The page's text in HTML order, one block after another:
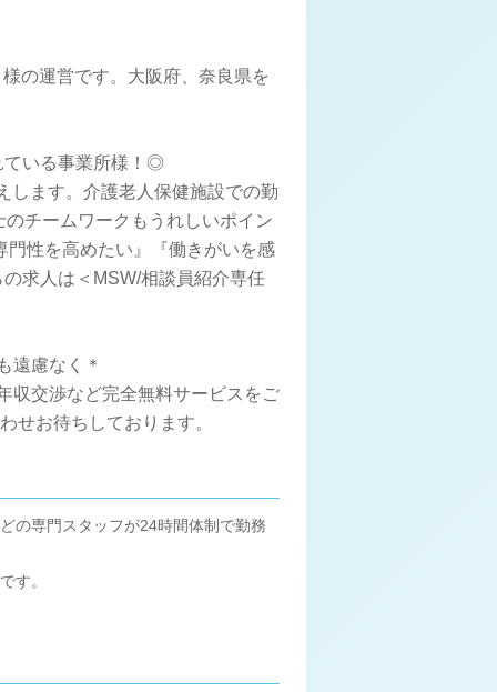
の運営です。大阪府、奈良県を
ている事業所様！◎
します。介護老人保健施設での勤
チームワークもうれしいポイン
性を高めたい』『働きがいを感
求人は＜MSW/相談員紹介専任
遠慮なく＊
収交渉など完全無料サービスをご
せお待ちしております。
の専門スタッフが24時間体制で勤務
す。